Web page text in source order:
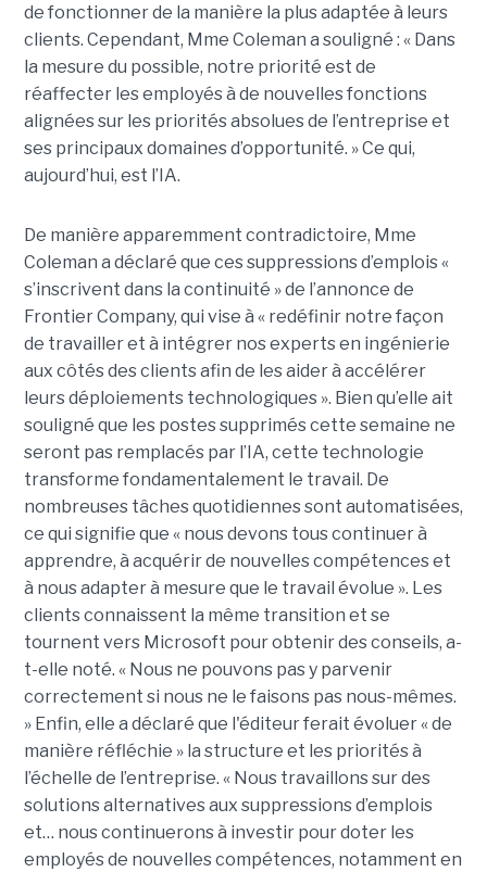
de fonctionner de la manière la plus adaptée à leurs
clients. Cependant, Mme Coleman a souligné : « Dans
la mesure du possible, notre priorité est de
réaffecter les employés à de nouvelles fonctions
alignées sur les priorités absolues de l’entreprise et
ses principaux domaines d’opportunité. »Ce qui,
aujourd’hui, est l’IA.
De manière apparemment contradictoire, Mme
Coleman a déclaré que ces suppressions d’emplois «
s’inscrivent dans la continuité » de l’annonce de
Frontier Company, qui vise à « redéfinir notre façon
de travailler et à intégrer nos experts en ingénierie
aux côtés des clients afin de les aider à accélérer
leurs déploiements technologiques ». Bien qu’elle ait
souligné que les postes supprimés cette semaine ne
seront pas remplacés par l’IA, cette technologie
transforme fondamentalement le travail. De
nombreuses tâches quotidiennes sont automatisées,
ce qui signifie que « nous devons tous continuer à
apprendre, à acquérir de nouvelles compétences et
à nous adapter à mesure que le travail évolue ». Les
clients connaissent la même transition et se
tournent vers Microsoft pour obtenir des conseils, a-
t-elle noté. « Nous ne pouvons pas y parvenir
correctement si nous ne le faisons pas nous-mêmes.
» Enfin, elle a déclaré que l'éditeur ferait évoluer « de
manière réfléchie » la structure et les priorités à
l’échelle de l’entreprise. « Nous travaillons sur des
solutions alternatives aux suppressions d’emplois
et… nous continuerons à investir pour doter les
employés de nouvelles compétences, notamment en